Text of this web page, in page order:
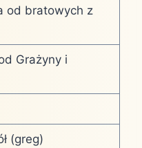
od bratowych z
Grażyny i
(greg)